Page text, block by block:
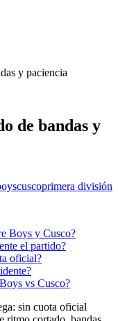
y paciencia
de bandas y
cuscoprimera división
Boys y Cusco?
el partido?
oficial?
vs Cusco?
sin cuota oficial